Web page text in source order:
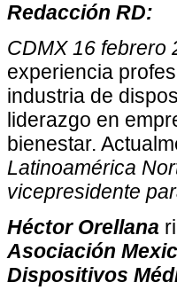
Redacción RD:
CDMX 16 febrero
experiencia
industria de
liderazgo en
bienestar.
Latinoamérica
vicepresidente
Héctor Orellana
Asociación
Dispositivos